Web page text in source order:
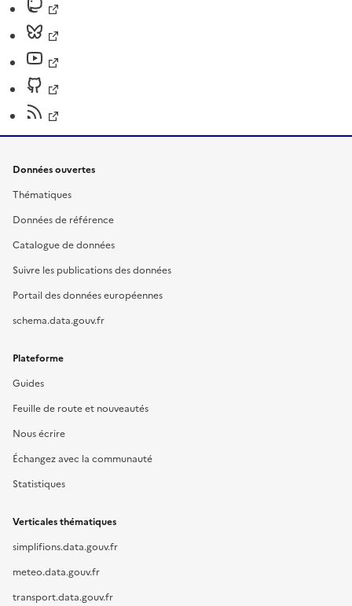
Données ouvertes
Thématiques
Données de référence
Catalogue de données
Suivre les publications des données
Portail des données européennes
schema.data.gouv.fr
Plateforme
Guides
Feuille de route et nouveautés
Nous écrire
Échangez avec la communauté
Statistiques
Verticales thématiques
simplifions.data.gouv.fr
meteo.data.gouv.fr
transport.data.gouv.fr